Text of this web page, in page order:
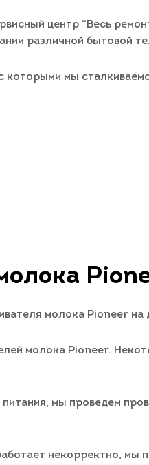
центр “Весь
различной бытовой
которыми мы
молока Pioneer
молока Pioneer.
мы проведем
некорректно, мы